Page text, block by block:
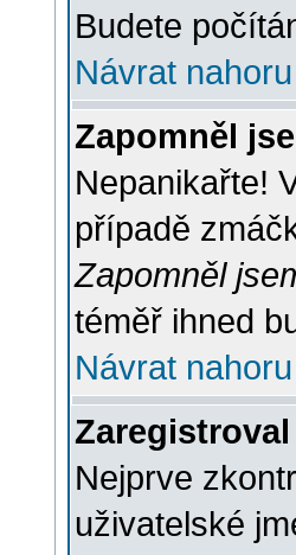
Budete
Návrat nahoru
Zapomněl
Nepanikařte!
případě
Zapomněl
téměř ihned
Návrat nahoru
Nejprve
uživatelské